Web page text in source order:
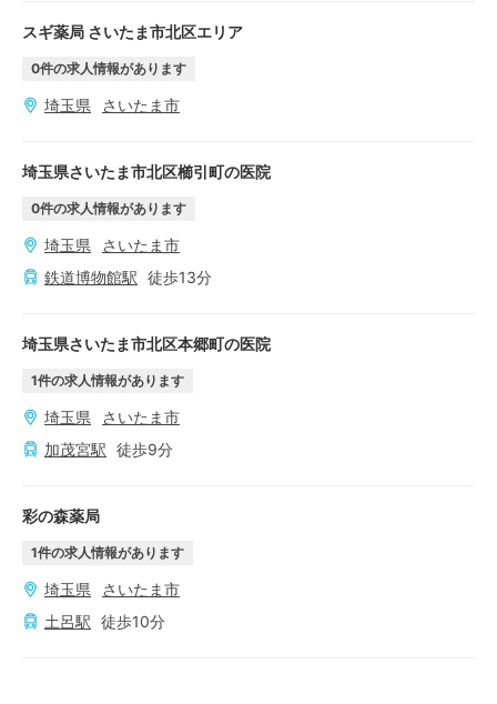
スギ薬局 さいたま市北区エリア
0件の求人情報があります
埼玉県 さいたま市
埼玉県さいたま市北区櫛引町の医院
0件の求人情報があります
埼玉県
さいたま市
鉄道博物館駅 徒歩13分
埼玉県さいたま市北区本郷町の医院
1件の求人情報があります
埼玉県
さいたま市
加茂宮駅 徒歩9分
彩の森薬局
1件の求人情報があります
埼玉県
さいたま市
土呂駅 徒歩10分